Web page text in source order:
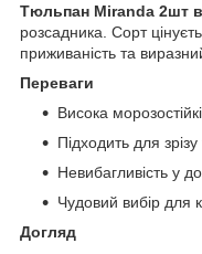
Тюльпан Miranda 2шт в
розсадника. Сорт
приживаність та
Переваги
Висока
Підходить для зрізу
Невибагливість у
Чудовий вибір для
Догляд